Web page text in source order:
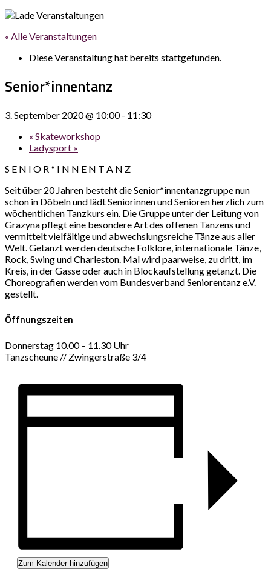
« Alle Veranstaltungen
Diese Veranstaltung hat bereits stattgefunden.
Senior*innentanz
3. September 2020 @ 10:00- 11:30
« Skateworkshop
Ladysport »
S E N I O R * I N N E N T A N Z
Seit über 20 Jahren besteht die Senior*innentanzgruppe nun
schon in Döbeln und lädt Seniorinnen und Senioren herzlich zum
wöchentlichen Tanzkurs ein. Die Gruppe unter der Leitung von
Grazyna pflegt eine besondere Art des offenen Tanzens und
vermittelt vielfältige und abwechslungsreiche Tänze aus aller
Welt. Getanzt werden deutsche Folklore, internationale Tänze,
Rock, Swing und Charleston. Mal wird paarweise, zu dritt, im
Kreis, in der Gasse oder auch in Blockaufstellung getanzt. Die
Choreografien werden vom Bundesverband Seniorentanz e.V.
gestellt.
Öffnungszeiten
Donnerstag 10.00 – 11.30 Uhr
Tanzscheune // Zwingerstraße 3/4
Zum Kalender hinzufügen